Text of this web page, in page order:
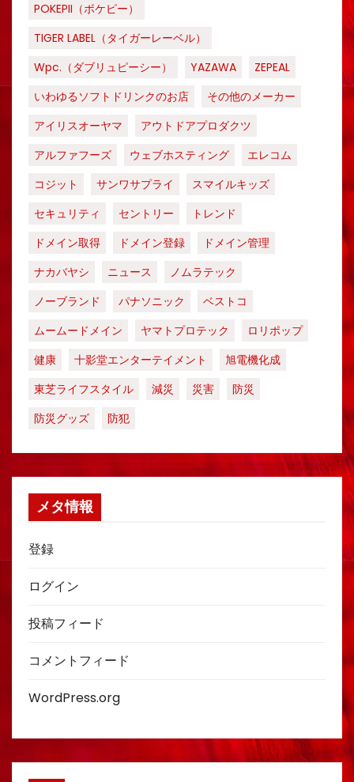
POKEPII（ポケピー）
TIGER LABEL（タイガーレーベル）
Wpc.（ダブリュピーシー）
YAZAWA
ZEPEAL
いわゆるソフトドリンクのお店
その他のメーカー
アイリスオーヤマ
アウトドアプロダクツ
アルファフーズ
ウェブホスティング
エレコム
コジット
サンワサプライ
スマイルキッズ
セキュリティ
セントリー
トレンド
ドメイン取得
ドメイン登録
ドメイン管理
ナカバヤシ
ニュース
ノムラテック
ノーブランド
パナソニック
ベストコ
ムームードメイン
ヤマトプロテック
ロリポップ
健康
十影堂エンターテイメント
旭電機化成
東芝ライフスタイル
減災 災害
防災
防災グッズ
防犯
メタ情報
登録
ログイン
投稿フィード
コメントフィード
WordPress.org